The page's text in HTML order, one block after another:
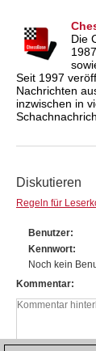
Die
Seit 1997
Nachrichten
inzwischen in
Diskutieren
Regeln für
Benutzer
Kennwort
Noch kein
Kommentar